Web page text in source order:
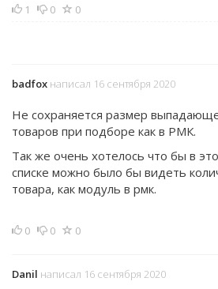
1 0 0
badfox написал 16 сентября 2020
Не сохраняется размер
товаров при подборе как в РМК.
Так же очень хотелось что бы в
списке можно было бы видеть
товара, как модуль в рмк.
0 0 0
Danil написал 16 сентября 2020